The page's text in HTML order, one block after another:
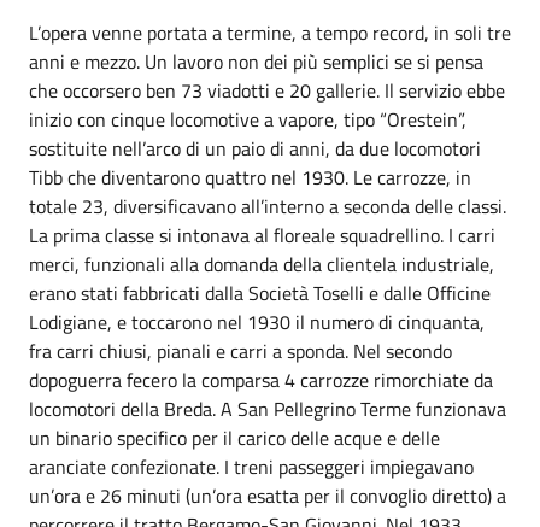
L’opera venne portata a termine, a tempo record, in soli tre
anni e mezzo. Un lavoro non dei più semplici se si pensa
che occorsero ben 73 viadotti e 20 gallerie. Il servizio ebbe
inizio con cinque locomotive a vapore, tipo “Orestein”,
sostituite nell’arco di un paio di anni, da due locomotori
Tibb che diventarono quattro nel 1930. Le carrozze, in
totale 23, diversificavano all’interno a seconda delle classi.
La prima classe si intonava al floreale squadrellino. I carri
merci, funzionali alla domanda della clientela industriale,
erano stati fabbricati dalla Società Toselli e dalle Officine
Lodigiane, e toccarono nel 1930 il numero di cinquanta,
fra carri chiusi, pianali e carri a sponda. Nel secondo
dopoguerra fecero la comparsa 4 carrozze rimorchiate da
locomotori della Breda. A San Pellegrino Terme funzionava
un binario specifico per il carico delle acque e delle
aranciate confezionate. I treni passeggeri impiegavano
un’ora e 26 minuti (un’ora esatta per il convoglio diretto) a